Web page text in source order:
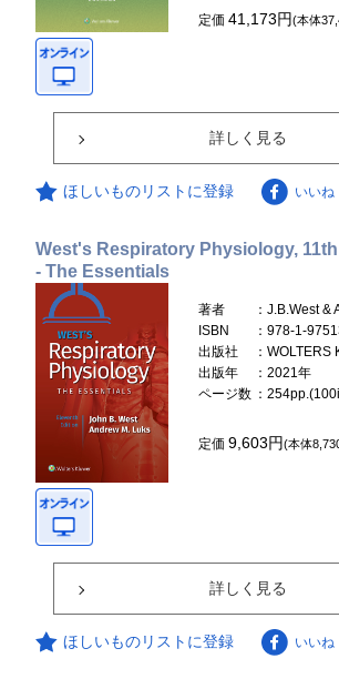
定価41,173円(本体
詳しく見る
ほしいものリストに登録 いいね
West's Respiratory Physiology,
- The Essentials
著者
：J.B.West &
ISBN
：978-1-
出版社
：WOLTERS
出版年
：2021年
ページ数 ：
定価9,603円(本体
詳しく見る
ほしいものリストに登録 いいね